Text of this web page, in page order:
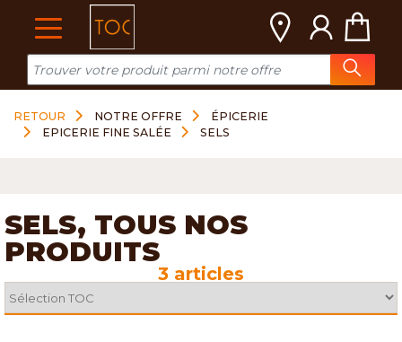
RETOUR NOTRE OFFRE
ÉPICERIE
EPICERIE FINE SALÉE
SELS
SELS, TOUS NOS
PRODUITS
3 articles
Cookies management panel